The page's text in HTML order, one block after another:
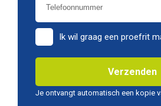
Warmtewerend glas
achter
Buitenspiegel(s)
automatisch dimmend
Ik wil graag een proefrit
Verzenden
Je ontvangt automatisch een kopie